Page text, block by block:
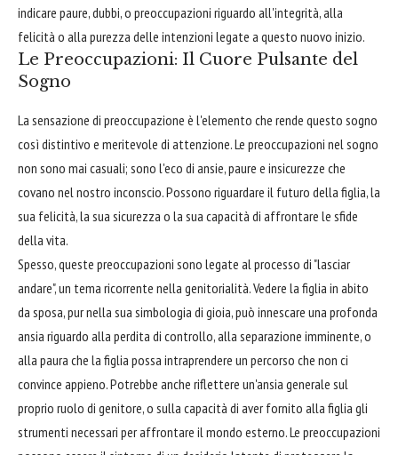
indicare paure, dubbi, o preoccupazioni riguardo all'integrità, alla
felicità o alla purezza delle intenzioni legate a questo nuovo inizio.
Le Preoccupazioni: Il Cuore Pulsante del
Sogno
La sensazione di preoccupazione è l'elemento che rende questo sogno
così distintivo e meritevole di attenzione. Le preoccupazioni nel sogno
non sono mai casuali; sono l'eco di ansie, paure e insicurezze che
covano nel nostro inconscio. Possono riguardare il futuro della figlia, la
sua felicità, la sua sicurezza o la sua capacità di affrontare le sfide
della vita.
Spesso, queste preoccupazioni sono legate al processo di "lasciar
andare", un tema ricorrente nella genitorialità. Vedere la figlia in abito
da sposa, pur nella sua simbologia di gioia, può innescare una profonda
ansia riguardo alla perdita di controllo, alla separazione imminente, o
alla paura che la figlia possa intraprendere un percorso che non ci
convince appieno. Potrebbe anche riflettere un'ansia generale sul
proprio ruolo di genitore, o sulla capacità di aver fornito alla figlia gli
strumenti necessari per affrontare il mondo esterno. Le preoccupazioni